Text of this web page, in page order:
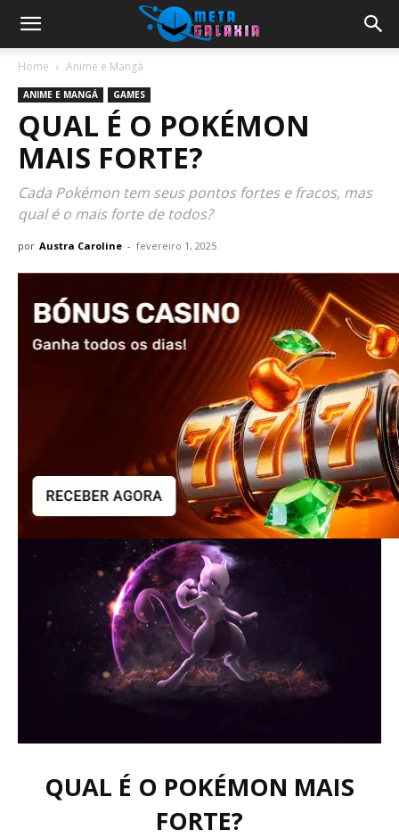
Home Anime e Mangá
ANIME E MANGÁ GAMES
QUAL É O POKÉMON
MAIS FORTE?
Cada Pokémon tem seus pontos fortes e fracos, mas
qual é o mais forte de todos?
por Austra Caroline - fevereiro 1, 2025
QUAL É O POKÉMON MAIS
FORTE?